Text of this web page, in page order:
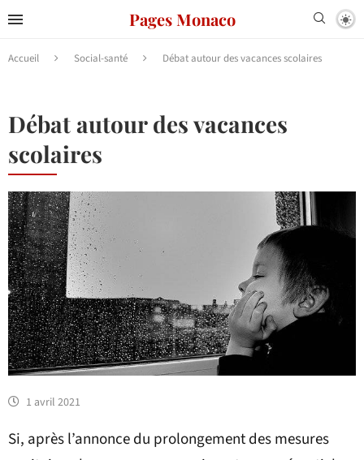
Pages Monaco
Accueil Social-santé Débat autour des vacances scolaires
Débat autour des vacances
scolaires
1 avril 2021
Si, après l’annonce du prolongement des mesures